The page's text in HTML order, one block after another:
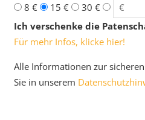
8 € 15 €
30 €
Ich verschenke die
Für mehr Infos, klicke hier!
Alle Informationen zur
Sie in unserem